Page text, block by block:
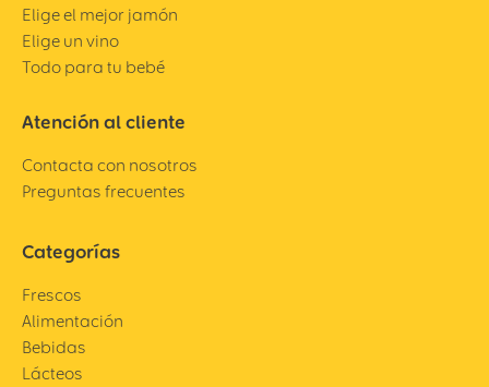
Elige el mejor jamón
Elige un vino
Todo para tu bebé
Atención al cliente
Contacta con nosotros
Preguntas frecuentes
Categorías
Frescos
Alimentación
Bebidas
Lácteos